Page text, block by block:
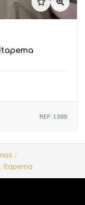
REF: 1389
Itapema